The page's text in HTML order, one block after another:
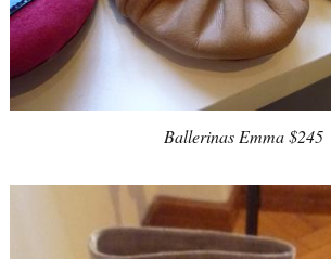
Ballerinas Emma $245